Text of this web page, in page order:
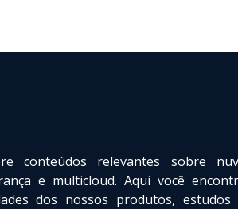
conteúdos relevantes sobre
e multicloud. Aqui você
dos nossos produtos,